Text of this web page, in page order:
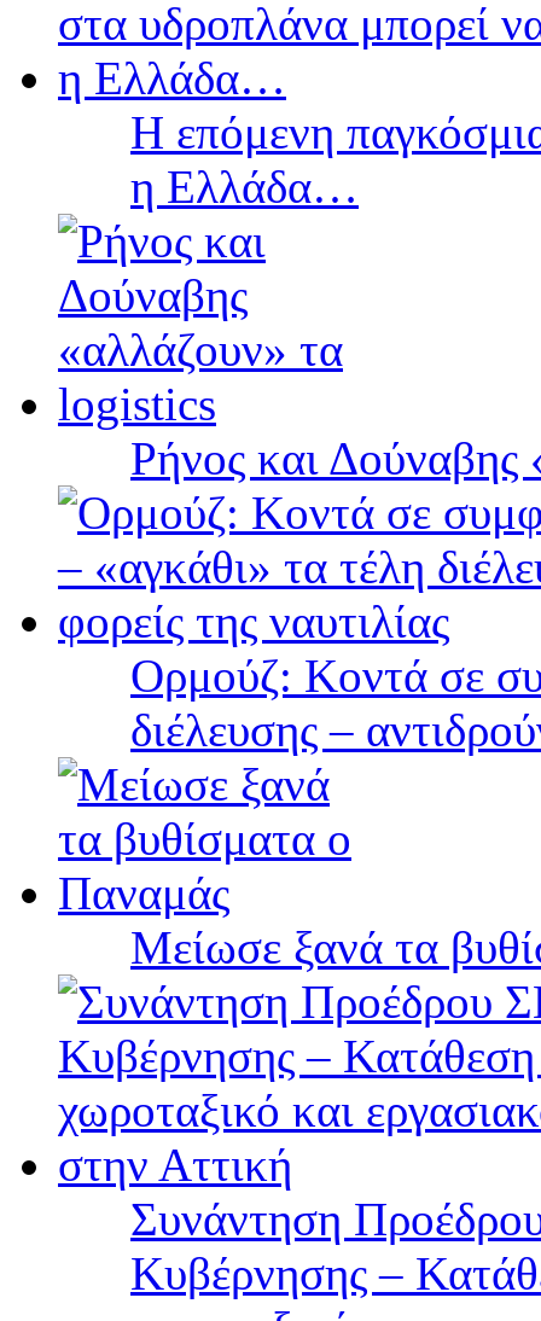
Η επόμενη
η Ελλάδα…
Ρήνος και
Ορμούζ: Κοντά σε
διέλευσης –
Μείωσε ξανά τα
Συνάντηση
Κυβέρνησης –